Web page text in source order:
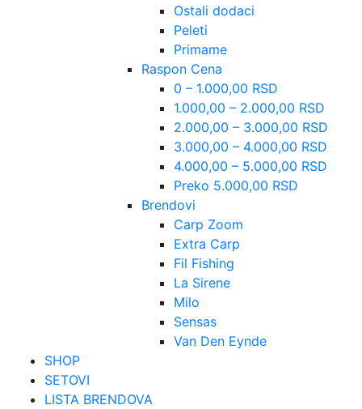
Ostali dodaci
Peleti
Primame
Raspon Cena
0 – 1.000,00 RSD
1.000,00 – 2.000,00 RSD
2.000,00 – 3.000,00 RSD
3.000,00 – 4.000,00 RSD
4.000,00 – 5.000,00 RSD
Preko 5.000,00 RSD
Brendovi
Carp Zoom
Extra Carp
Fil Fishing
La Sirene
Milo
Sensas
Van Den Eynde
SHOP
SETOVI
LISTA BRENDOVA